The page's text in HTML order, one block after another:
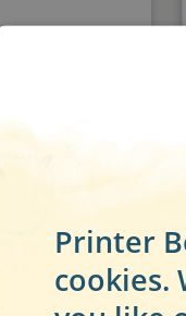
Printer
cookies.